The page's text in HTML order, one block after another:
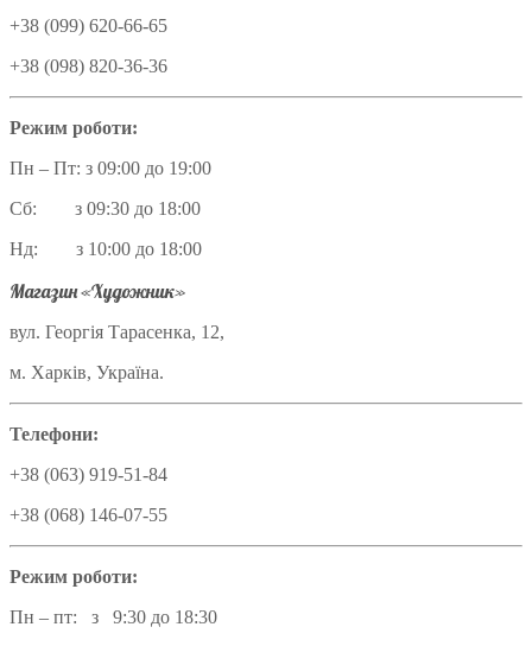
+38 (099) 620-66-65
+38 (098) 820-36-36
Режим роботи:
Пн – Пт: з 09:00 до 19:00
Сб: з 09:30 до 18:00
Нд: з 10:00 до 18:00
Магазин «Художник»
вул. Георгія Тарасенка, 12,
м. Харків, Україна.
Телефони:
+38 (063) 919-51-84
+38 (068) 146-07-55
Режим роботи:
Пн – пт: з 9:30 до 18:30